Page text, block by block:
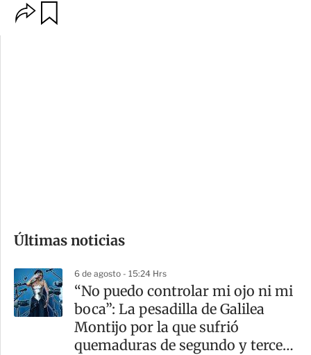
p
m
a
r
t
Últimas noticias
6 de agosto - 15:24 Hrs
“No puedo controlar mi ojo ni mi
boca”: La pesadilla de Galilea
Montijo por la que sufrió
quemaduras de segundo y tercer